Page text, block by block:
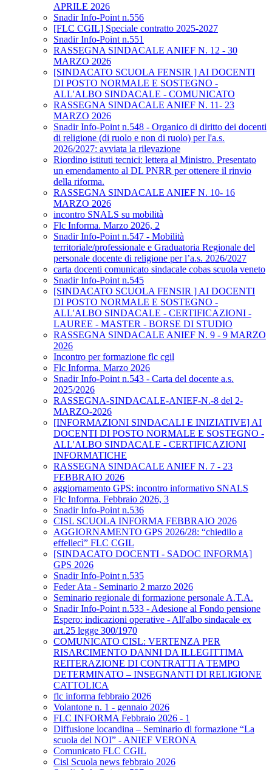
APRILE 2026
Snadir Info-Point n.556
[FLC CGIL] Speciale contratto 2025-2027
Snadir Info-Point n.551
RASSEGNA SINDACALE ANIEF N. 12 - 30
MARZO 2026
[SINDACATO SCUOLA FENSIR ] AI DOCENTI
DI POSTO NORMALE E SOSTEGNO -
ALL'ALBO SINDACALE - COMUNICATO
RASSEGNA SINDACALE ANIEF N. 11- 23
MARZO 2026
Snadir Info-Point n.548 - Organico di diritto dei docenti
di religione (di ruolo e non di ruolo) per l'a.s.
2026/2027: avviata la rilevazione
Riordino istituti tecnici: lettera al Ministro. Presentato
un emendamento al DL PNRR per ottenere il rinvio
della riforma.
RASSEGNA SINDACALE ANIEF N. 10- 16
MARZO 2026
incontro SNALS su mobilità
Flc Informa. Marzo 2026, 2
Snadir Info-Point n.547 - Mobilità
territoriale/professionale e Graduatoria Regionale del
personale docente di religione per l’a.s. 2026/2027
carta docenti comunicato sindacale cobas scuola veneto
Snadir Info-Point n.545
[SINDACATO SCUOLA FENSIR ] AI DOCENTI
DI POSTO NORMALE E SOSTEGNO -
ALL'ALBO SINDACALE - CERTIFICAZIONI -
LAUREE - MASTER - BORSE DI STUDIO
RASSEGNA SINDACALE ANIEF N. 9 - 9 MARZO
2026
Incontro per formazione flc cgil
Flc Informa. Marzo 2026
Snadir Info-Point n.543 - Carta del docente a.s.
2025/2026
RASSEGNA-SINDACALE-ANIEF-N.-8 del 2-
MARZO-2026
[INFORMAZIONI SINDACALI E INIZIATIVE] AI
DOCENTI DI POSTO NORMALE E SOSTEGNO -
ALL'ALBO SINDACALE - CERTIFICAZIONI
INFORMATICHE
RASSEGNA SINDACALE ANIEF N. 7 - 23
FEBBRAIO 2026
aggiornamento GPS: incontro informativo SNALS
Flc Informa. Febbraio 2026, 3
Snadir Info-Point n.536
CISL SCUOLA INFORMA FEBBRAIO 2026
AGGIORNAMENTO GPS 2026/28: “chiedilo a
effellecì” FLC CGIL
[SINDACATO DOCENTI - SADOC INFORMA]
GPS 2026
Snadir Info-Point n.535
Feder Ata - Seminario 2 marzo 2026
Seminario regionale di formazione personale A.T.A.
Snadir Info-Point n.533 - Adesione al Fondo pensione
Espero: indicazioni operative - All'albo sindacale ex
art.25 legge 300/1970
COMUNICATO CISL: VERTENZA PER
RISARCIMENTO DANNI DA ILLEGITTIMA
REITERAZIONE DI CONTRATTI A TEMPO
DETERMINATO – INSEGNANTI DI RELIGIONE
CATTOLICA
flc informa febbraio 2026
Volantone n. 1 - gennaio 2026
FLC INFORMA Febbraio 2026 - 1
Diffusione locandina – Seminario di formazione “La
scuola del NOI” - ANIEF VERONA
Comunicato FLC CGIL
Cisl Scuola news febbraio 2026